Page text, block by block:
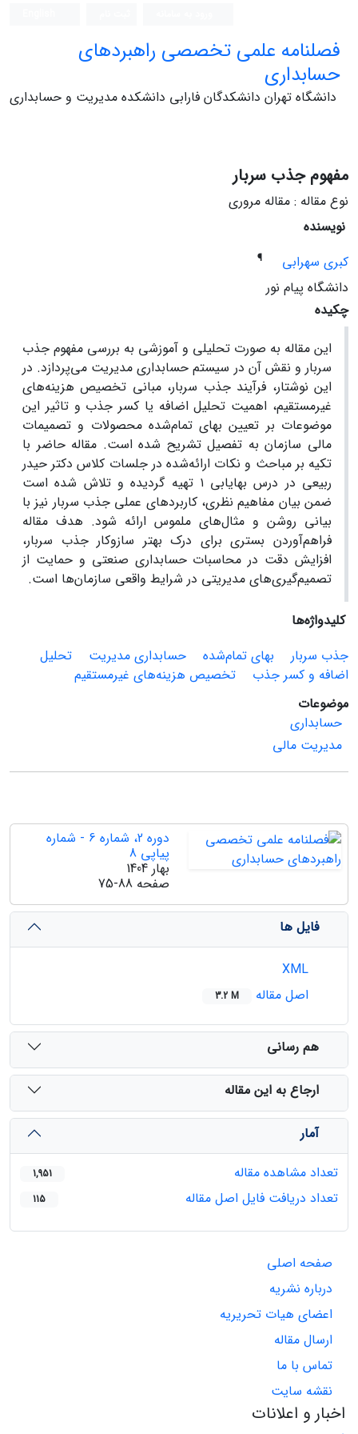
فصلنامه علمی تخصصی راهبردهای
حسابداری
دانشگاه تهران دانشکدگان فارابی دانشکده مدیریت و حسابداری
مفهوم جذب سربار
نوع مقاله : مقاله مروری
نویسنده
کبری سهرابی
¶
دانشگاه پیام نور
چکیده
این مقاله به صورت تحلیلی و آموزشی به بررسی مفهوم جذب
سربار و نقش آن در سیستم حسابداری مدیریت می‌پردازد. در
این نوشتار، فرآیند جذب سربار، مبانی تخصیص هزینه‌های
غیرمستقیم، اهمیت تحلیل اضافه یا کسر جذب و تاثیر این
موضوعات بر تعیین بهای تمام‌شده محصولات و تصمیمات
مالی سازمان به تفصیل تشریح شده است. مقاله حاضر با
تکیه بر مباحث و نکات ارائه‌شده در جلسات کلاس دکتر حیدر
ربیعی در درس بهایابی ۱ تهیه گردیده و تلاش شده است
ضمن بیان مفاهیم نظری، کاربردهای عملی جذب سربار نیز با
بیانی روشن و مثال‌های ملموس ارائه شود. هدف مقاله
فراهم‌آوردن بستری برای درک بهتر سازوکار جذب سربار،
افزایش دقت در محاسبات حسابداری صنعتی و حمایت از
تصمیم‌گیری‌های مدیریتی در شرایط واقعی سازمان‌ها است.
کلیدواژه‌ها
جذب سربار
بهای تمام‌شده حسابداری مدیریت
تحلیل
اضافه و کسر جذب
تخصیص هزینه‌های غیرمستقیم
موضوعات
حسابداری
مدیریت مالی
دوره 2، شماره 6 - شماره
پیاپی 8
بهار 1404
صفحه 75-88
فایل ها
اصل مقاله
3.2 M
هم رسانی
ارجاع به این مقاله
آمار
تعداد مشاهده مقاله
1,951
تعداد دریافت فایل اصل مقاله 115
صفحه اصلی
درباره نشریه
اعضای هیات تحریریه
ارسال مقاله
تماس با ما
نقشه سایت
اخبار و اعلانات